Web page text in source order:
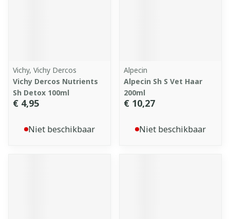
Vichy, Vichy Dercos
Vichy Dercos Nutrients
Sh Detox 100ml
€ 4,95
Niet beschikbaar
Alpecin
Alpecin Sh S Vet Haar
200ml
€ 10,27
Niet beschikbaar